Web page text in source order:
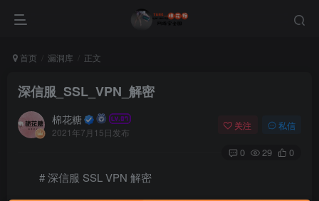
首页 漏洞库 正文
深信服_SSL_VPN_解密
棉花糖
2021年7月15日发布
关注 私信
0 29 0
# 深信服 SSL VPN 解密